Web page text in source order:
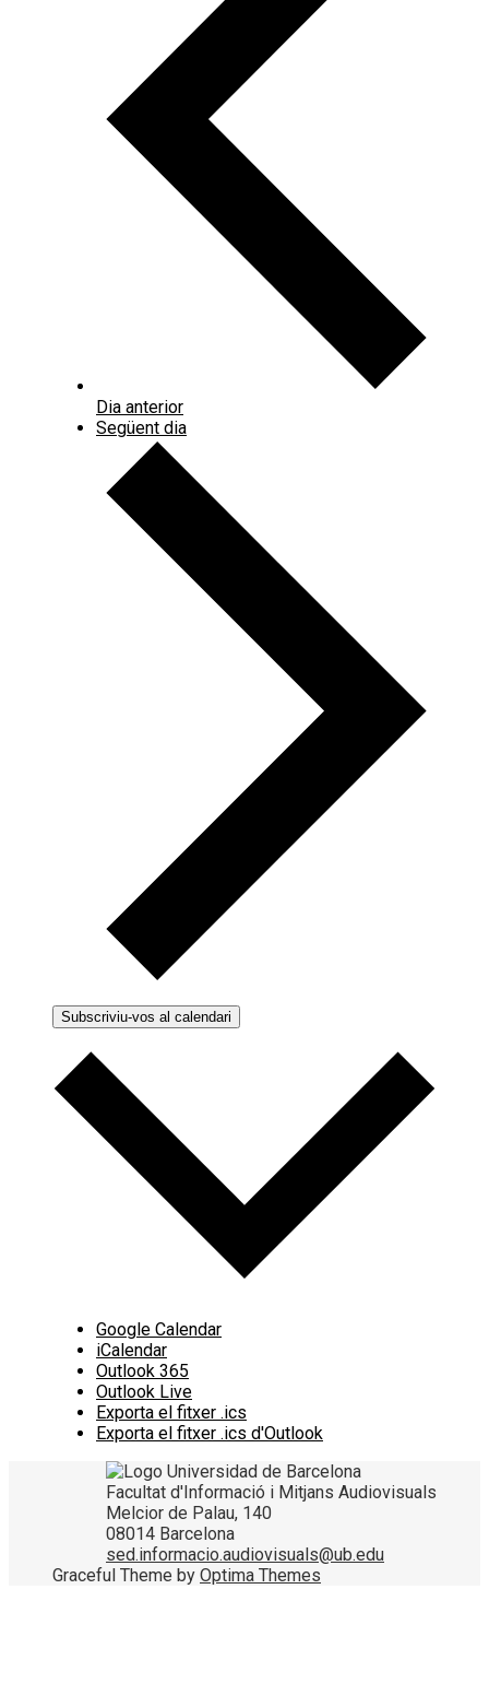
Dia anterior
Següent dia
Subscriviu-vos al calendari
Google Calendar
iCalendar
Outlook 365
Outlook Live
Exporta el fitxer .ics
Exporta el fitxer .ics d'Outlook
Facultat d'Informació i Mitjans Audiovisuals
Melcior de Palau, 140
08014 Barcelona
sed.informacio.audiovisuals@ub.edu
Graceful Theme by Optima Themes